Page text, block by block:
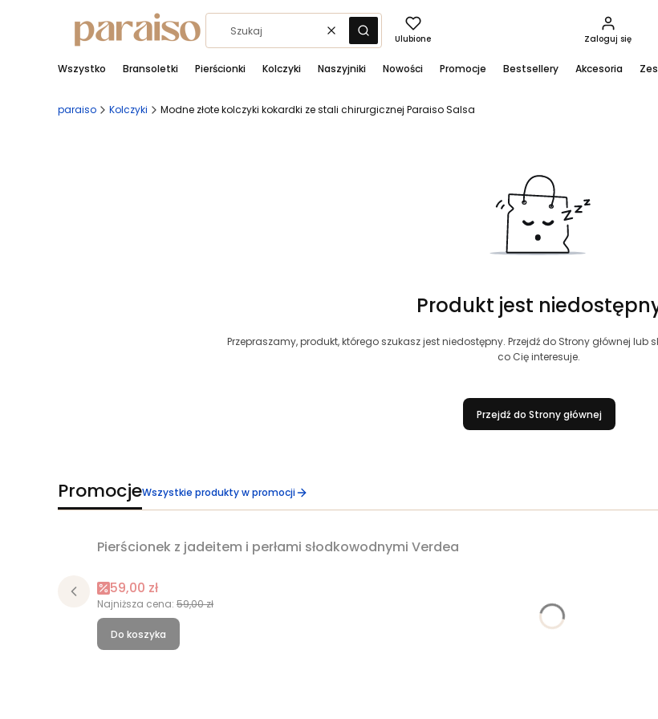
WyczyśćSzukaj Ulubione Zaloguj się
Wszystko Bransoletki Pierścionki Kolczyki Naszyjniki Nowości Promocje Bestsellery Akcesoria
paraiso Kolczyki Modne złote kolczyki kokardki ze stali chirurgicznej Paraiso Salsa
Produkt jest
Przepraszamy, produkt, którego szukasz jest niedostępny. Przejdź do Strony głównej lub
co Cię interesuje.
Przejdź do Strony głównej
PromocjeWszystkie produkty w promocji
Okazja
Pierścionek z jadeitem i perłami słodkowodnymi Verdea
Cena promocyjna
59,00 zł
Najniższa cena: 59,00 zł
Do koszyka